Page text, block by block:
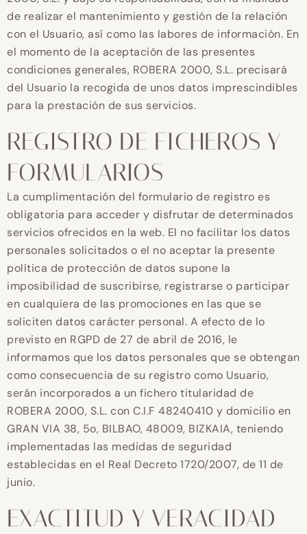
de realizar el mantenimiento y gestión de la relación
con el Usuario, así como las labores de información. En
el momento de la aceptación de las presentes
condiciones generales, ROBERA 2000, S.L. precisará
del Usuario la recogida de unos datos imprescindibles
para la prestación de sus servicios.
REGISTRO DE FICHEROS Y
FORMULARIOS
La cumplimentación del formulario de registro es
obligatoria para acceder y disfrutar de determinados
servicios ofrecidos en la web. El no facilitar los datos
personales solicitados o el no aceptar la presente
política de protección de datos supone la
imposibilidad de suscribirse, registrarse o participar
en cualquiera de las promociones en las que se
soliciten datos carácter personal. A efecto de lo
previsto en RGPD de 27 de abril de 2016, le
informamos que los datos personales que se obtengan
como consecuencia de su registro como Usuario,
serán incorporados a un fichero titularidad de
ROBERA 2000, S.L. con C.I.F 48240410 y domicilio en
GRAN VIA 38, 5o, BILBAO, 48009, BIZKAIA, teniendo
implementadas las medidas de seguridad
establecidas en el Real Decreto 1720/2007, de 11 de
junio.
EXACTITUD Y VERACIDAD